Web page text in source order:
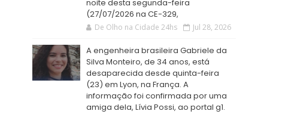
noite desta segunda-feira
(27/07/2026 na CE-329,
De Olho na Cidade 24hs Jul 28, 2026
A engenheira brasileira Gabriele da
Silva Monteiro, de 34 anos, está
desaparecida desde quinta-feira
(23) em Lyon, na França. A
informação foi confirmada por uma
amiga dela, Lívia Possi, ao portal g1.